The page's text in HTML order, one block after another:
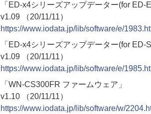
「ED-x4シリーズアップデーター(for ED-
v1.09 （20/11/11）
https://www.iodata.jp/lib/software/e/
「ED-x4シリーズアップデーター(for ED-
v1.09 （20/11/11）
https://www.iodata.jp/lib/software/e/
「WN-CS300FR ファームウェア」
v1.10 （20/11/11）
https://www.iodata.jp/lib/software/w/